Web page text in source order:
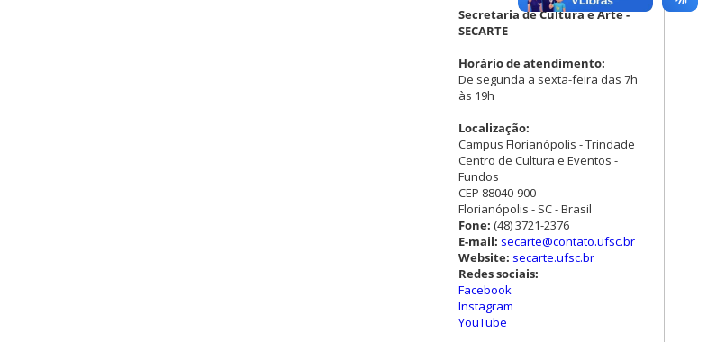
Secretaria de Cultura e Arte -
SECARTE
Horário de atendimento:
De segunda a sexta-feira das 7h
às 19h
Localização:
Campus Florianópolis - Trindade
Centro de Cultura e Eventos -
Fundos
CEP 88040-900
Florianópolis - SC - Brasil
Fone: (48) 3721-2376
E-mail: secarte@contato.ufsc.br
Website: secarte.ufsc.br
Redes sociais:
Facebook
Instagram
YouTube